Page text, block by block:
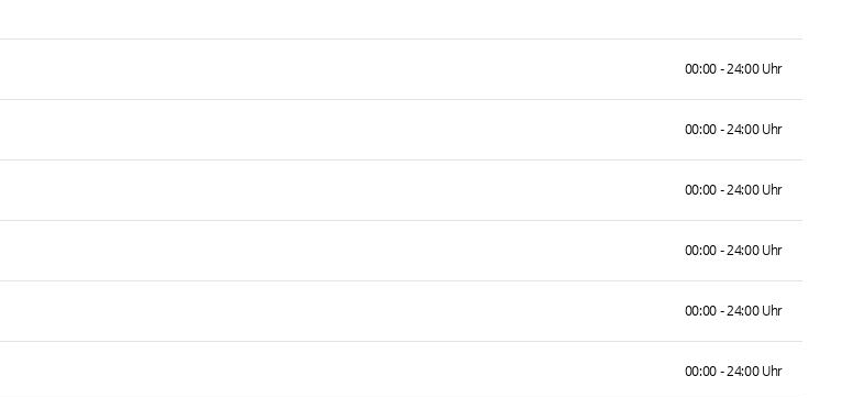
00:00 - 24:00 Uhr
00:00 - 24:00 Uhr
00:00 - 24:00 Uhr
00:00 - 24:00 Uhr
00:00 - 24:00 Uhr
00:00 - 24:00 Uhr